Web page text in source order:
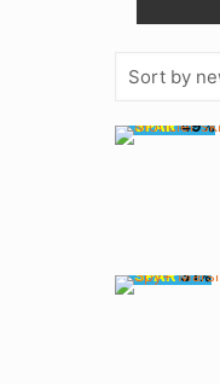
🔥SPAR49%
🔥SPAR31%